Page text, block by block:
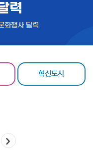
력
화행사 달력
혁신도시